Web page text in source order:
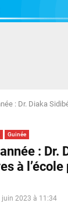
: Dr. Diaka
Guinée
: Dr.
à
juin 2023 à 11:34